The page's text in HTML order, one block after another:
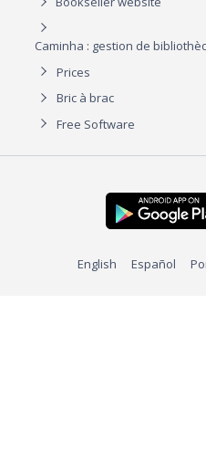
Caminha : gestion de
Prices
Bric à brac
Free Software
English Español